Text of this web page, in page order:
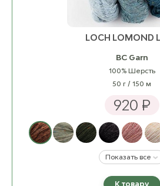
LOCH LOMOND
BC Garn
100% Шерсть
50 г / 150 м
920 ₽
Показать все
К товару